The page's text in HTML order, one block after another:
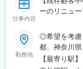
仕事内容
ーのリニュ
勤務地
◎希望を考慮
都、神奈川
点■北海道
【最寄り駅】